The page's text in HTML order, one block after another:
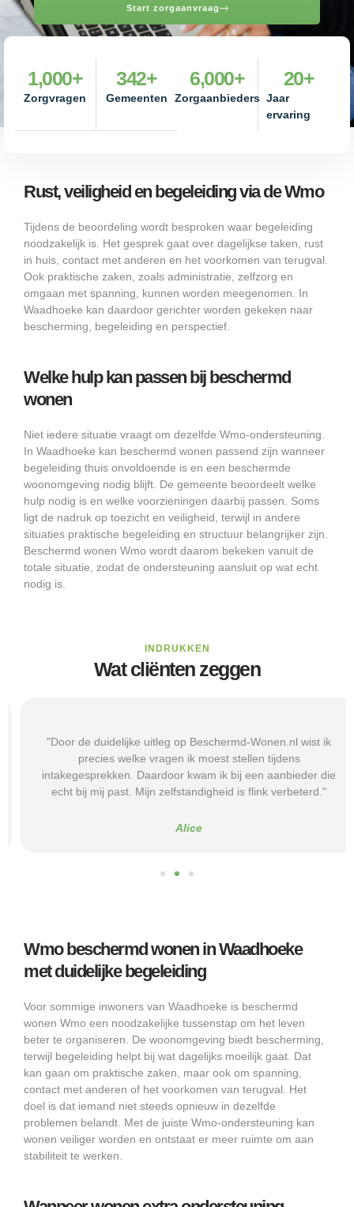
Start zorgaanvraag
Zorgvragen
1,000+
Gemeenten
342+
Zorgaanbieders
6,000+
Jaar
ervaring
20+
Rust, veiligheid en begeleiding via de Wmo
Tijdens de beoordeling wordt besproken waar begeleiding
noodzakelijk is. Het gesprek gaat over dagelijkse taken, rust
in huis, contact met anderen en het voorkomen van terugval.
Ook praktische zaken, zoals administratie, zelfzorg en
omgaan met spanning, kunnen worden meegenomen. In
Waadhoeke kan daardoor gerichter worden gekeken naar
bescherming, begeleiding en perspectief.
Welke hulp kan passen bij beschermd
wonen
Niet iedere situatie vraagt om dezelfde Wmo-ondersteuning.
In Waadhoeke kan beschermd wonen passend zijn wanneer
begeleiding thuis onvoldoende is en een beschermde
woonomgeving nodig blijft. De gemeente beoordeelt welke
hulp nodig is en welke voorzieningen daarbij passen. Soms
ligt de nadruk op toezicht en veiligheid, terwijl in andere
situaties praktische begeleiding en structuur belangrijker zijn.
Beschermd wonen Wmo wordt daarom bekeken vanuit de
totale situatie, zodat de ondersteuning aansluit op wat echt
nodig is.
INDRUKKEN
Wat cliënten zeggen
"Door de duidelijke uitleg op Beschermd-Wonen.nl wist ik
precies welke vragen ik moest stellen tijdens
intakegesprekken. Daardoor kwam ik bij een aanbieder die
echt bij mij past. Mijn zelfstandigheid is flink verbeterd."
Alice
Wmo beschermd wonen in Waadhoeke
met duidelijke begeleiding
Voor sommige inwoners van Waadhoeke is beschermd
wonen Wmo een noodzakelijke tussenstap om het leven
beter te organiseren. De woonomgeving biedt bescherming,
terwijl begeleiding helpt bij wat dagelijks moeilijk gaat. Dat
kan gaan om praktische zaken, maar ook om spanning,
contact met anderen of het voorkomen van terugval. Het
doel is dat iemand niet steeds opnieuw in dezelfde
problemen belandt. Met de juiste Wmo-ondersteuning kan
wonen veiliger worden en ontstaat er meer ruimte om aan
stabiliteit te werken.